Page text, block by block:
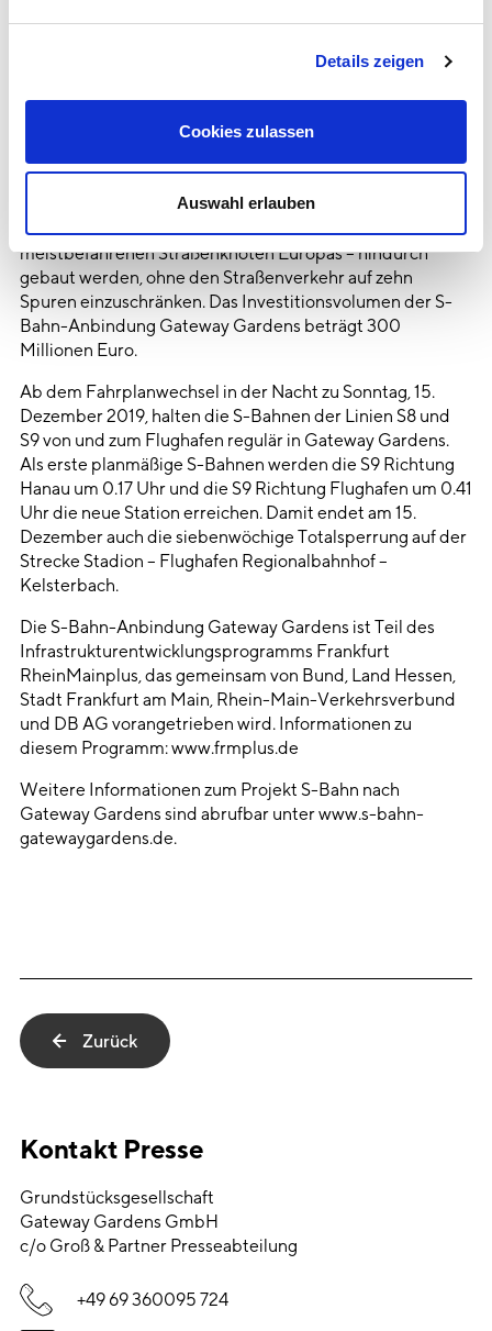
unsererDatenschutzerklärung.
vorstehenden Zwecke ("Cookies zulassen") oder nur für
die von Ihnen angeklickten Zwecke ("Auswahl erlauben")
aktivieren. Sie können eine einmal erteilte Einwilligung
Details zeigen
Cookies zulassen
Auswahl erlauben
Unternehmen stolz und dankbar zugleich. Die neue
Die vier Kilometer lange neue S-Bahnstrecke zwischen
Frankfurt Stadion und Frankfurt Flughafen
Regionalbahnhof mit der neuen S-Bahnstation Gateway
Gardens entstand in nur drei Jahren Bauzeit. Ein zwei
Kilometer langer Tunnel musste unter anderem unter
dem Autobahnkreuz Frankfurt – einem der
meistbefahrenen Straßenknoten Europas – hindurch
gebaut werden, ohne den Straßenverkehr auf zehn
Spuren einzuschränken. Das Investitionsvolumen der S-
Bahn-Anbindung Gateway Gardens beträgt 300
Millionen Euro.
Ab dem Fahrplanwechsel in der Nacht zu Sonntag, 15.
Dezember 2019, halten die S-Bahnen der Linien S8 und
S9 von und zum Flughafen regulär in Gateway Gardens.
Als erste planmäßige S-Bahnen werden die S9 Richtung
Hanau um 0.17 Uhr und die S9 Richtung Flughafen um 0.41
Uhr die neue Station erreichen. Damit endet am 15.
Dezember auch die siebenwöchige Totalsperrung auf der
Strecke Stadion – Flughafen Regionalbahnhof –
Kelsterbach.
Die S-Bahn-Anbindung Gateway Gardens ist Teil des
Infrastrukturentwicklungsprogramms Frankfurt
RheinMainplus, das gemeinsam von Bund, Land Hessen,
Stadt Frankfurt am Main, Rhein-Main-Verkehrsverbund
und DB AG vorangetrieben wird. Informationen zu
diesem Programm: www.frmplus.de
Weitere Informationen zum Projekt S-Bahn nach
Gateway Gardens sind abrufbar unter www.s-bahn-
gatewaygardens.de.
Zurück
Kontakt Presse
Grundstücksgesellschaft
Gateway Gardens GmbH
c/o Groß & Partner Presseabteilung
+49 69 360095 724